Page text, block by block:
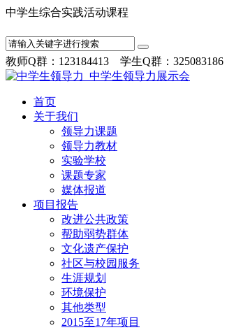
中学生综合实践活动课
教师Q群：123184413 学生Q群：325083186
首页
关于我们
领导力课题
领导力教材
实验学校
课题专家
媒体报道
项目报告
改进公共政策
帮助弱势群体
文化遗产保护
社区与校园服务
生涯规划
环境保护
其他类型
2015至17年项目